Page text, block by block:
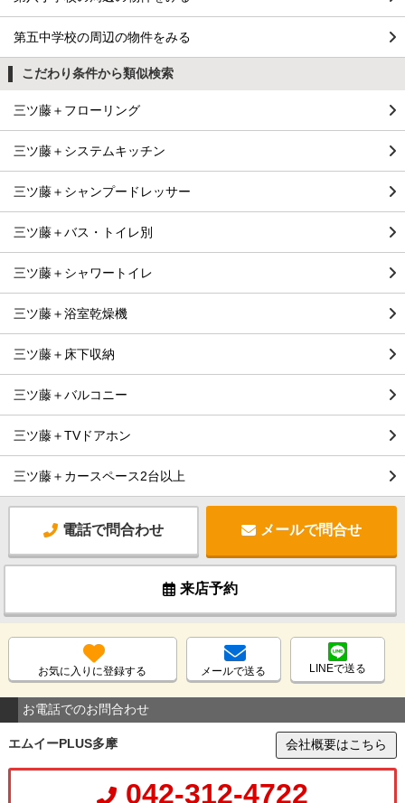
第五中学校の周辺の物件をみる
こだわり条件から類似検索
三ツ藤＋フローリング
三ツ藤＋システムキッチン
三ツ藤＋シャンプードレッサー
三ツ藤＋バス・トイレ別
三ツ藤＋シャワートイレ
三ツ藤＋浴室乾燥機
三ツ藤＋床下収納
三ツ藤＋バルコニー
三ツ藤＋TVドアホン
三ツ藤＋カースペース2台以上
電話で問合わせ メールで問合せ
来店予約
お気に入りに登録する メールで送る LINEで送る
お電話でのお問合わせ
エムイーPLUS多摩 会社概要はこちら
042-312-4722